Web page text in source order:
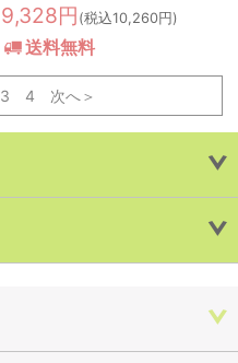
9,328円 (税込10,260円)
送料無料
3 4 次へ＞